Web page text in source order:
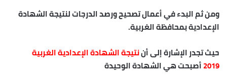
ومن ثم البدء في أعمال تصحيح ورصد الدرجات لنتيجةالشهادة
الإعدادية بمحافظة الغربية.
حيث تجدر الإشارة إلى أننتيجة الشهادة الإعدادية الغربية
2019أصبحت هي الشهادة الوحيدة